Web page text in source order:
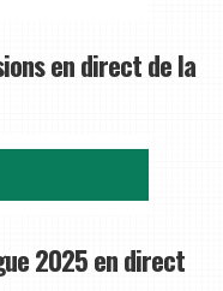
en direct de la
2025 en direct